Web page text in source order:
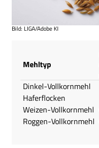
Bild: LIGA/Adobe KI
Mehltyp
Dinkel-Vollkornmehl
Haferflocken
Weizen-Vollkornmehl
Roggen-Vollkornmehl